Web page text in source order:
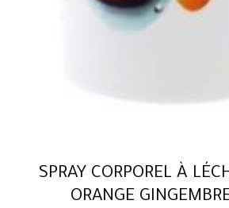
SPRAY CORPOREL À
ORANGE